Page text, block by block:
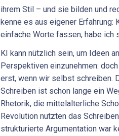
ihrem Stil – und sie bilden und
kenne es aus eigener Erfahrung:
einfache Worte fassen, habe ich
KI kann nützlich sein, um Ideen
Perspektiven einzunehmen:
erst, wenn wir selbst schreiben.
Schreiben ist schon lange ein
Rhetorik, die mittelalterliche
Revolution nutzten das
strukturierte Argumentation war